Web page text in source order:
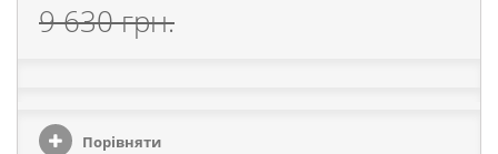
9 630 грн.
Порівняти